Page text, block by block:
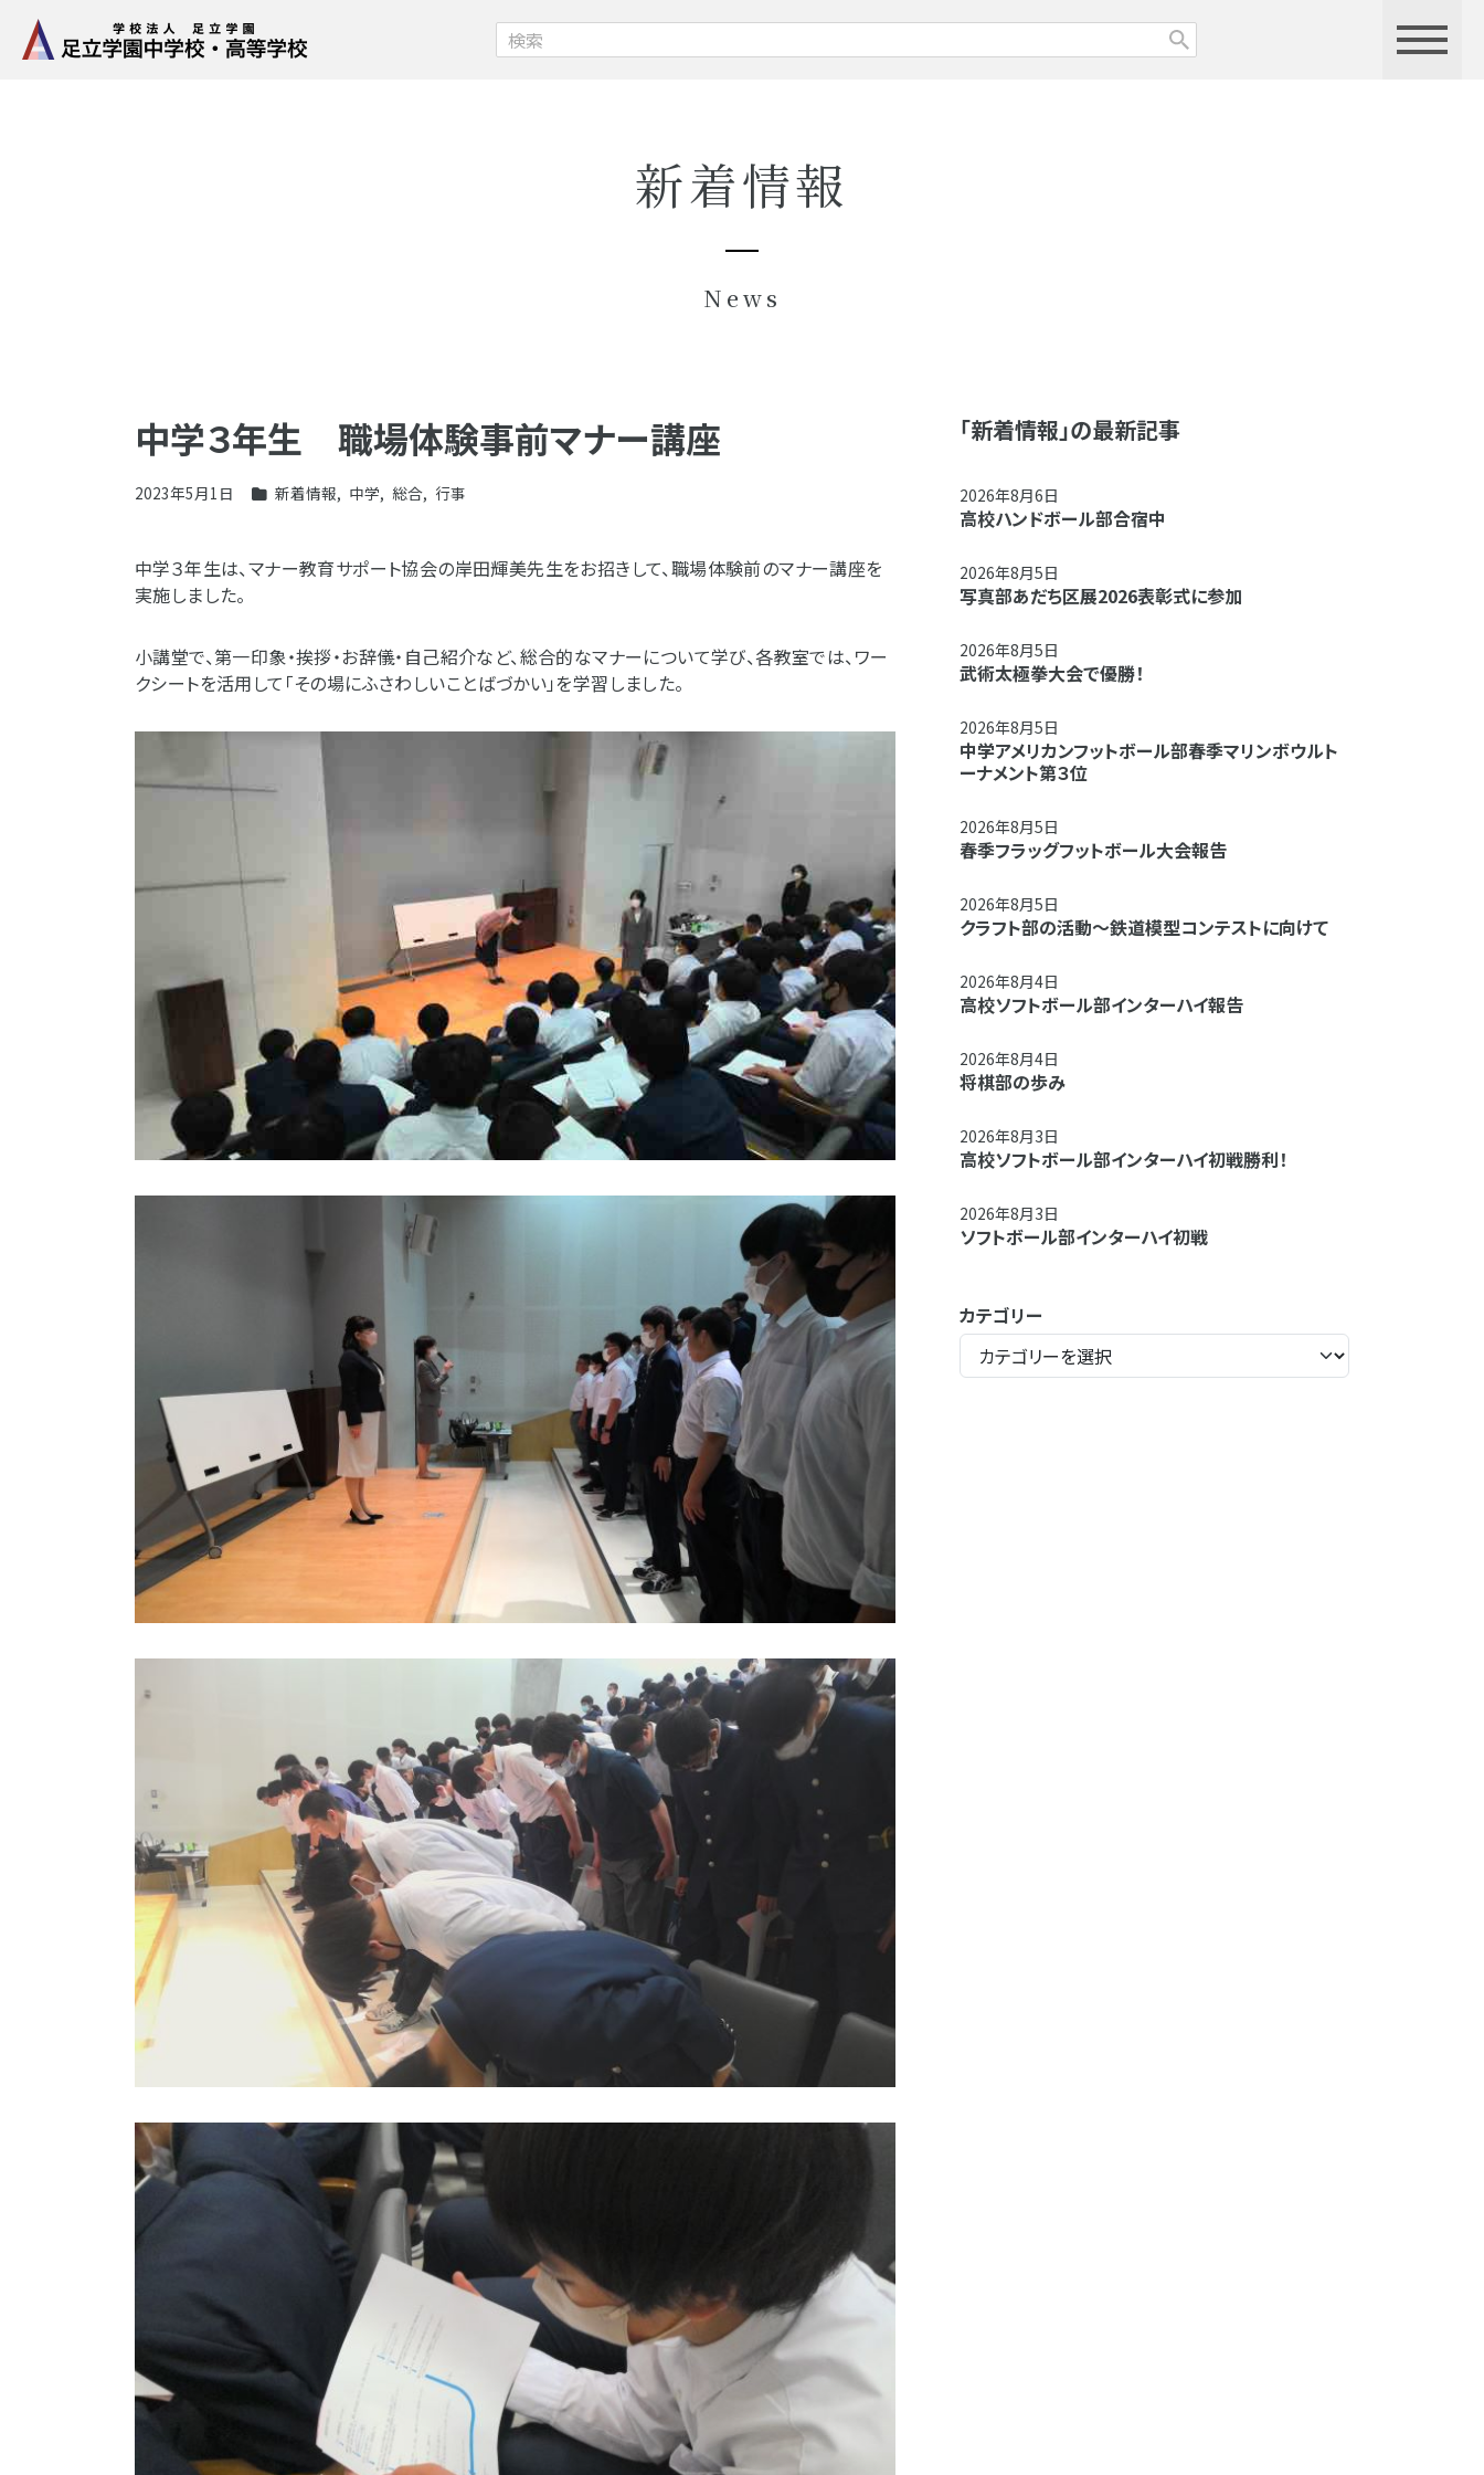
新着情報
News
中学３年生 職場体験事前マナー講座
2023年5月1日 新着情報, 中学, 総合, 行事
中学３年生は、マナー教育サポート協会の岸田輝美先生をお招きして、職場体験前のマナー講座を
実施しました。
小講堂で、第一印象・挨拶・お辞儀・自己紹介など、総合的なマナーについて学び、各教室では、ワー
クシートを活用して「その場にふさわしいことばづかい」を学習しました。
「新着情報」の最新記事
2026年8月6日
高校ハンドボール部合宿中
2026年8月5日
写真部あだち区展2026表彰式に参加
2026年8月5日
武術太極拳大会で優勝！
2026年8月5日
中学アメリカンフットボール部春季マリンボウルト
ーナメント第３位
2026年8月5日
春季フラッグフットボール大会報告
2026年8月5日
クラフト部の活動～鉄道模型コンテストに向けて
2026年8月4日
高校ソフトボール部インターハイ報告
2026年8月4日
将棋部の歩み
2026年8月3日
高校ソフトボール部インターハイ初戦勝利！
2026年8月3日
ソフトボール部インターハイ初戦
カテゴリー